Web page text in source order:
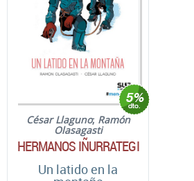
César Llaguno; Ramón
Olasagasti
HERMANOS IÑURRATEGI
Un latido en la